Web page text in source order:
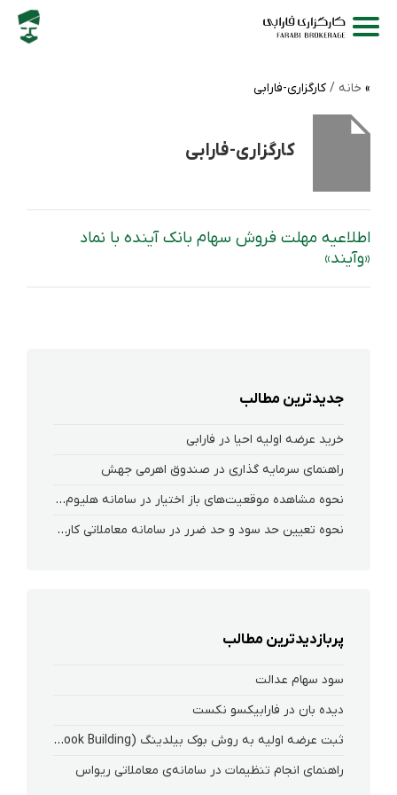
خانه / کارگزاری-فارابی
کارگزاری-فارابی
اطلاعیه مهلت فروش سهام بانک آینده با نماد
«وآیند»
جدیدترین مطالب
خرید عرضه اولیه احیا در فارابی
راهنمای سرمایه گذاری در صندوق اهرمی جهش
نحوه‌ مشاهده‌ موقعیت‌های باز اختیار در سامانه هلیوم و نکست
نحوه تعیین حد سود و حد ضرر در سامانه معاملاتی کارگزاری فارابی
پربازدیدترین مطالب
سود سهام عدالت
دیده بان در فارابیکسو نکست
ثبت عرضه اولیه به روش بوک بیلدینگ (Book Building) در کارگزاری فارابی
راهنمای انجام تنظیمات در سامانه‌ی معاملاتی ریواس